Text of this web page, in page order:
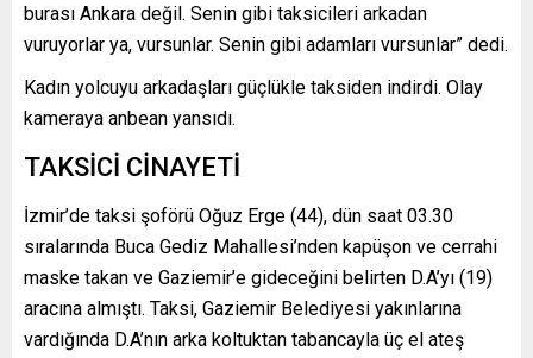
burası Ankara değil. Senin gibi taksicileri arkadan
vuruyorlar ya, vursunlar. Senin gibi adamları vursunlar” dedi.
Kadın yolcuyu arkadaşları güçlükle taksiden indirdi. Olay
kameraya anbean yansıdı.
TAKSİCİ CİNAYETİ
İzmir’de taksi şoförü Oğuz Erge (44), dün saat 03.30
sıralarında Buca Gediz Mahallesi’nden kapüşon ve cerrahi
maske takan ve Gaziemir’e gideceğini belirten D.A’yı (19)
aracına almıştı. Taksi, Gaziemir Belediyesi yakınlarına
vardığında D.A’nın arka koltuktan tabancayla üç el ateş